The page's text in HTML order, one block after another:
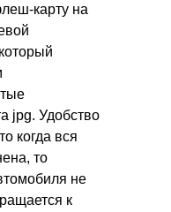
карту на
jpg. Удобство
когда вся
то
не
к